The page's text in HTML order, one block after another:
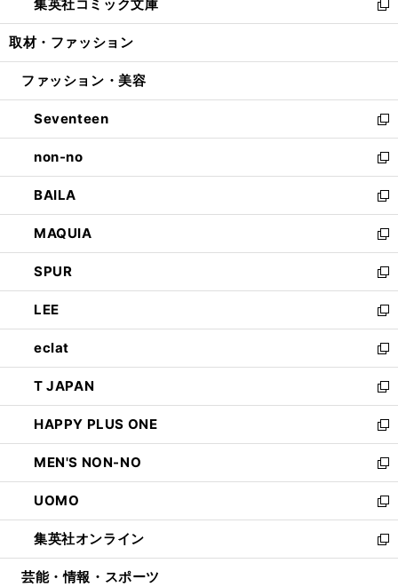
く
で
開
ド
ウ
開
ィ
ン
ウ
開
く
い
ウ
ン
ウ
で
開
く
集英社コミック文庫
新
し
ウ
ン
ド
ウ
で
開
く
取材・ファッション
ファッション・美容
Seventeen
新
し
い
ウ
ィ
ン
ド
ウ
で
開
く
non-no
新
し
い
ウ
ィ
ン
ド
ウ
で
開
く
BAILA
新
し
い
ウ
ィ
ン
ド
ウ
で
開
く
MAQUIA
新
し
い
ウ
ィ
ン
ド
ウ
で
開
く
SPUR
新
し
い
ウ
ィ
ン
ド
ウ
で
開
く
LEE
新
し
い
ウ
ィ
ン
ド
ウ
で
開
く
eclat
新
し
い
ウ
ィ
ン
ド
ウ
で
開
く
T JAPAN
新
し
い
ウ
ィ
ン
ド
ウ
で
開
HAPPY PLUS ONE
新
し
い
ウ
ィ
ン
ド
ウ
MEN'S NON-NO
新
し
い
ウ
ィ
ン
UOMO
新
し
い
ウ
集英社オンライン
新
し
芸能・情報・スポーツ